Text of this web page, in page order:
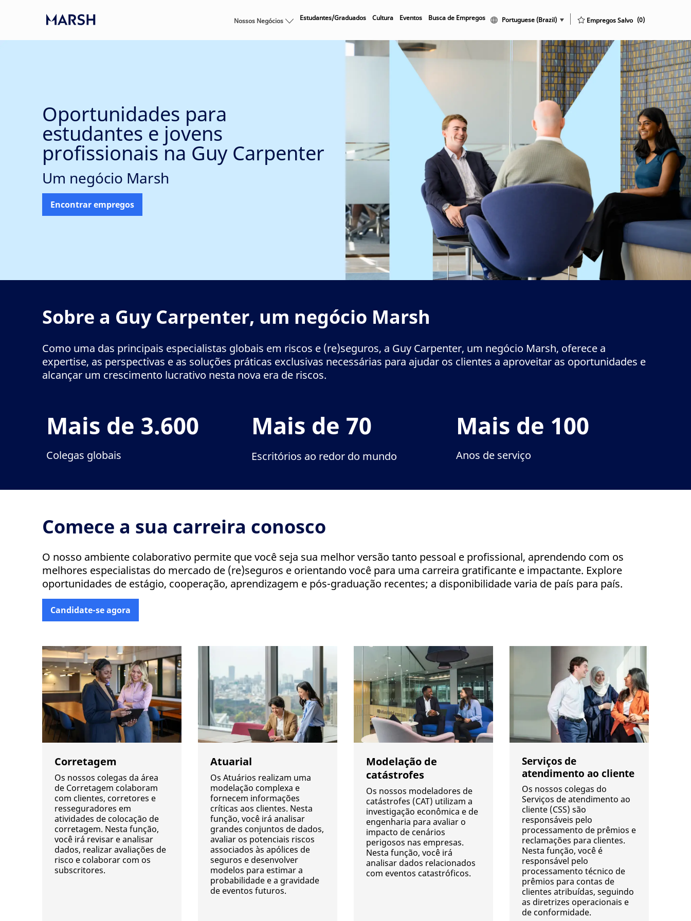
Nossos Negócios Estudantes/Graduados Cultura Eventos Busca de Empregos Language selected
Portuguese (Brazil)
Portuguese (Brazil) Empregos Salvo (0)
Oportunidades para
estudantes e jovens
profissionais na Guy Carpenter
Um negócio Marsh
Encontrar empregos
Sobre a Guy Carpenter, um negócio Marsh
Como uma das principais especialistas globais em riscos e (re)seguros, a Guy Carpenter, um negócio Marsh, oferece a
expertise, as perspectivas e as soluções práticas exclusivas necessárias para ajudar os clientes a aproveitar as oportunidades e
alcançar um crescimento lucrativo nesta nova era de riscos.
Mais de 3.600
Colegas globais
Mais de 70
Escritórios ao redor do mundo
Mais de 100
Anos de serviço
Comece a sua carreira conosco
O nosso ambiente colaborativo permite que você seja sua melhor versão tanto pessoal e profissional, aprendendo com os
melhores especialistas do mercado de (re)seguros e orientando você para uma carreira gratificante e impactante. Explore
oportunidades de estágio, cooperação, aprendizagem e pós-graduação recentes; a disponibilidade varia de país para país.
Candidate-se agora
Corretagem
Os nossos colegas da área
de Corretagem colaboram
com clientes, corretores e
resseguradores em
atividades de colocação de
corretagem. Nesta função,
você irá revisar e analisar
dados, realizar avaliações de
risco e colaborar com os
subscritores.
Atuarial
Os Atuários realizam uma
modelação complexa e
fornecem informações
críticas aos clientes. Nesta
função, você irá analisar
grandes conjuntos de dados,
avaliar os potenciais riscos
associados às apólices de
seguros e desenvolver
modelos para estimar a
probabilidade e a gravidade
de eventos futuros.
Modelação de
catástrofes
Os nossos modeladores de
catástrofes (CAT) utilizam a
investigação econômica e de
engenharia para avaliar o
impacto de cenários
perigosos nas empresas.
Nesta função, você irá
analisar dados relacionados
com eventos catastróficos.
Serviços de
atendimento ao cliente
Os nossos colegas do
Serviços de atendimento ao
cliente (CSS) são
responsáveis pelo
processamento de prêmios e
reclamações para clientes.
Nesta função, você é
responsável pelo
processamento técnico de
prêmios para contas de
clientes atribuídas, seguindo
as diretrizes operacionais e
de conformidade.